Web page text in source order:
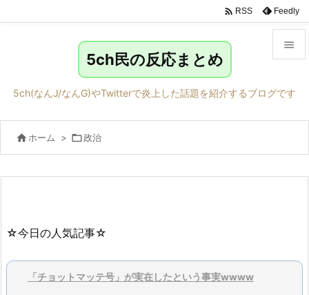

メニュ
サイド

 RSS Feedly
5ch民の反応まとめ
5ch(なんJ/なんG)やTwitterで炎上した話題を紹介するブログです
 ホーム > 政治
☆今日の人気記事☆
「チョットマッテ号」が実在したという事実wwww